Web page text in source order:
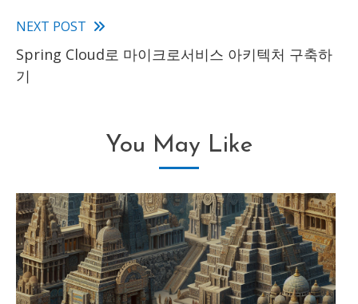
NEXT POST
Spring Cloud로 마이크로서비스 아키텍처 구축하
기
You May Like